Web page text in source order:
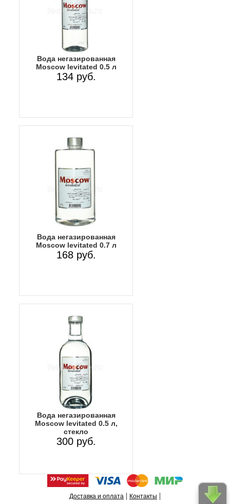
Вода негазированная
Moscow levitated 0.5 л
134 руб.
Вода негазированная
Moscow levitated 0.7 л
168 руб.
Вода негазированная
Moscow levitated 0.5 л,
стекло
300 руб.
Доставка и оплата | Контакты |